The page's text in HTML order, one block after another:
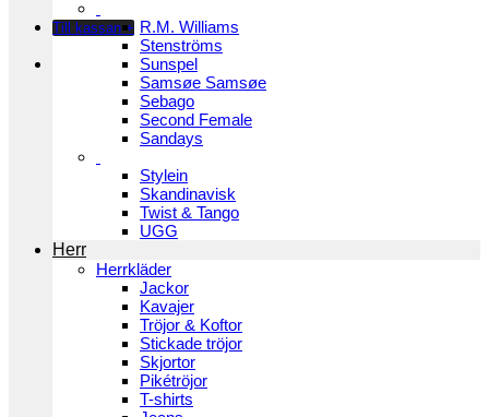
Till kassan + R.M. Williams
Stenströms
Sunspel
Samsøe Samsøe
Sebago
Second Female
Sandays
Stylein
Skandinavisk
Twist & Tango
UGG
Herr
Herrkläder
Jackor
Kavajer
Tröjor & Koftor
Stickade tröjor
Skjortor
Pikétröjor
T-shirts